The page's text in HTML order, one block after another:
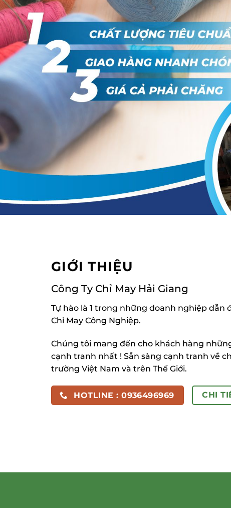
GIỚI THIỆU
Công Ty Chỉ May Hải Giang
Tự hào là 1 trong những doanh nghiệp dẫn
Chỉ May Công Nghiệp.
Chúng tôi mang đến cho khách hàng
cạnh tranh nhất ! Sẵn sàng cạnh tranh về
trường Việt Nam và trên Thế Giới.
HOTLINE : 0936496969 CHI